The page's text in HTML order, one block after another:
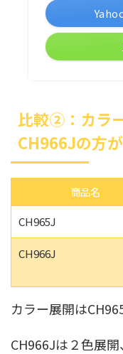
比較②：カラ
CH966Jの方
商品名
CH965J
CH966J
カラー展開は
CH966Jは２色展